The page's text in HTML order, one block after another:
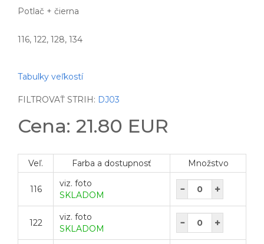
Potlač + čierna
116, 122, 128, 134
Tabulky veľkostí
FILTROVAŤ STRIH: DJ03
Cena: 21.80 EUR
Veľ. Farba a dostupnosť Množstvo
116
viz. foto
SKLADOM
122
viz. foto
SKLADOM